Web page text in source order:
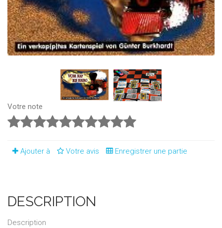
Votre note
Ajouter à Votre avis Enregistrer une partie
DESCRIPTION
Description